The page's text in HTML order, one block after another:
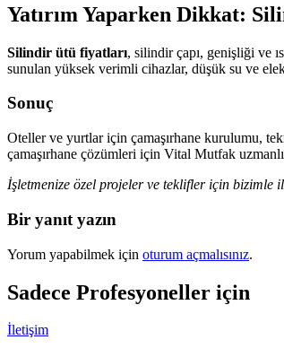
Yatırım Yaparken Dikkat:
Silindir ütü fiyatları, silindir çapı, genişliği ve
sunulan yüksek verimli cihazlar, düşük su ve
Sonuç
Oteller ve yurtlar için çamaşırhane kurulumu,
çamaşırhane çözümleri için Vital Mutfak
İşletmenize özel projeler ve teklifler için bizimle
Bir yanıt yazın
Yorum yapabilmek için oturum açmalısınız.
Sadece Profesyoneller için
İletişim